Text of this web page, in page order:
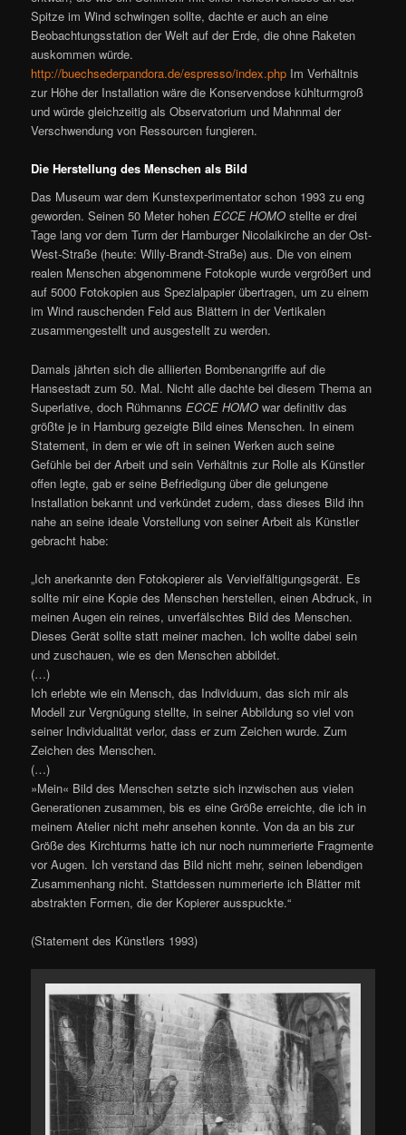
Spitze im Wind schwingen sollte, dachte er auch an eine
Beobachtungsstation der Welt auf der Erde, die ohne Raketen
auskommen würde.
http://buechsederpandora.de/espresso/index.php Im Verhältnis
zur Höhe der Installation wäre die Konservendose kühlturmgroß
und würde gleichzeitig als Observatorium und Mahnmal der
Verschwendung von Ressourcen fungieren.
Die Herstellung des Menschen als Bild
Das Museum war dem Kunstexperimentator schon 1993 zu eng
geworden. Seinen 50 Meter hohenECCE HOMO stellte er drei
Tage lang vor dem Turm der Hamburger Nicolaikirche an der Ost-
West-Straße (heute: Willy-Brandt-Straße) aus. Die von einem
realen Menschen abgenommene Fotokopie wurde vergrößert und
auf 5000 Fotokopien aus Spezialpapier übertragen, um zu einem
im Wind rauschenden Feld aus Blättern in der Vertikalen
zusammengestellt und ausgestellt zu werden.
Damals jährten sich die alliierten Bombenangriffe auf die
Hansestadt zum 50. Mal. Nicht alle dachte bei diesem Thema an
Superlative, doch RühmannsECCE HOMOwar definitiv das
größte je in Hamburg gezeigte Bild eines Menschen. In einem
Statement, in dem er wie oft in seinen Werken auch seine
Gefühle bei der Arbeit und sein Verhältnis zur Rolle als Künstler
offen legte, gab er seine Befriedigung über die gelungene
Installation bekannt und verkündet zudem, dass dieses Bild ihn
nahe an seine ideale Vorstellung von seiner Arbeit als Künstler
gebracht habe:
„Ich anerkannte den Fotokopierer als Vervielfältigungsgerät. Es
sollte mir eine Kopie des Menschen herstellen, einen Abdruck, in
meinen Augen ein reines, unverfälschtes Bild des Menschen.
Dieses Gerät sollte statt meiner machen. Ich wollte dabei sein
und zuschauen, wie es den Menschen abbildet.
(…)
Ich erlebte wie ein Mensch, das Individuum, das sich mir als
Modell zur Vergnügung stellte, in seiner Abbildung so viel von
seiner Individualität verlor, dass er zum Zeichen wurde. Zum
Zeichen des Menschen.
(…)
»Mein« Bild des Menschen setzte sich inzwischen aus vielen
Generationen zusammen, bis es eine Größe erreichte, die ich in
meinem Atelier nicht mehr ansehen konnte. Von da an bis zur
Größe des Kirchturms hatte ich nur noch nummerierte Fragmente
vor Augen. Ich verstand das Bild nicht mehr, seinen lebendigen
Zusammenhang nicht. Stattdessen nummerierte ich Blätter mit
abstrakten Formen, die der Kopierer ausspuckte.“
(Statement des Künstlers 1993)